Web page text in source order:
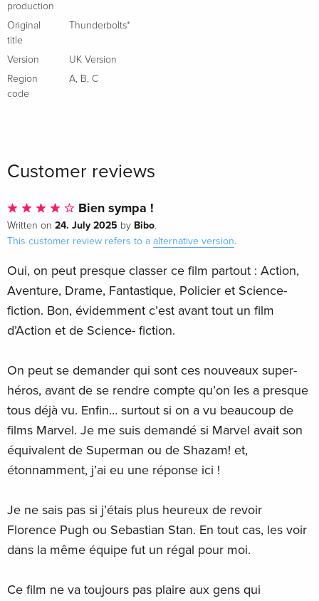
Italian
+ Card, 4K Ultra HD + Blu-ray
+ Card, Limited Edition, Steelbook, 4K Ultra
production
Original
title
Thunderbolts*
Version
UK Version
Region
code
A, B, C
Customer reviews
Bien sympa !
Written on 24. July 2025 by Bibo.
This customer review refers to a alternative version.
Oui, on peut presque classer ce film partout : Action,
Aventure, Drame, Fantastique, Policier et Science-
fiction. Bon, évidemment c’est avant tout un film
d’Action et de Science- fiction.
On peut se demander qui sont ces nouveaux super-
héros, avant de se rendre compte qu’on les a presque
tous déjà vu. Enfin… surtout si on a vu beaucoup de
films Marvel. Je me suis demandé si Marvel avait son
équivalent de Superman ou de Shazam! et,
étonnamment, j’ai eu une réponse ici !
Je ne sais pas si j’étais plus heureux de revoir
Florence Pugh ou Sebastian Stan. En tout cas, les voir
dans la même équipe fut un régal pour moi.
Ce film ne va toujours pas plaire aux gens qui